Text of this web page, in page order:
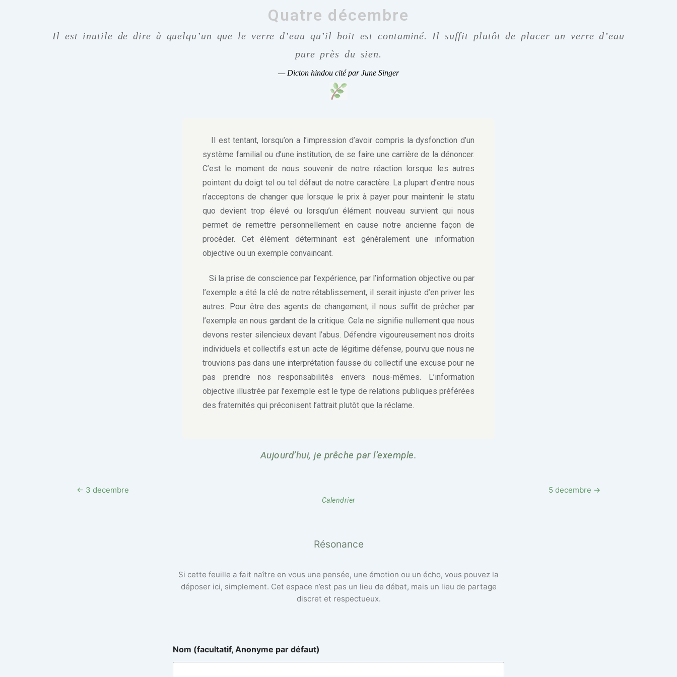
Quatre décembre
Il est inutile de dire à quelqu’un que le verre d’eau qu’il boit est contaminé. Il suffit plutôt de placer un verre d’eau
pure près du sien.
— Dicton hindou cité par June Singer
Il est tentant, lorsqu’on a l’impression d’avoir compris la dysfonction d’un
système familial ou d’une institution, de se faire une carrière de la dénoncer.
C’est le moment de nous souvenir de notre réaction lorsque les autres
pointent du doigt tel ou tel défaut de notre caractère. La plupart d’entre nous
n’acceptons de changer que lorsque le prix à payer pour maintenir le statu
quo devient trop élevé ou lorsqu’un élément nouveau survient qui nous
permet de remettre personnellement en cause notre ancienne façon de
procéder. Cet élément déterminant est généralement une information
objective ou un exemple convaincant.
Si la prise de conscience par l’expérience, par l’information objective ou par
l’exemple a été la clé de notre rétablissement, il serait injuste d’en priver les
autres. Pour être des agents de changement, il nous suffit de prêcher par
l’exemple en nous gardant de la critique. Cela ne signifie nullement que nous
devons rester silencieux devant l’abus. Défendre vigoureusement nos droits
individuels et collectifs est un acte de légitime défense, pourvu que nous ne
trouvions pas dans une interprétation fausse du collectif une excuse pour ne
pas prendre nos responsabilités envers nous-mêmes. L’information
objective illustrée par l’exemple est le type de relations publiques préférées
des fraternités qui préconisent l’attrait plutôt que la réclame.
Aujourd’hui, je prêche par l’exemple.
← 3 decembre 5 decembre →
Calendrier
Résonance
Si cette feuille a fait naître en vous une pensée, une émotion ou un écho, vous pouvez la
déposer ici, simplement. Cet espace n’est pas un lieu de débat, mais un lieu de partage
discret et respectueux.
Nom (facultatif, Anonyme par défaut)